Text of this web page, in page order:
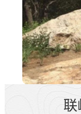
联